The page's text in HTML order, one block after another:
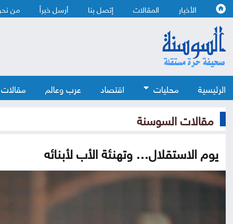
الأخبار المقالات إتصل بنا أرسل خبراً من
الرئيسية محليات اقتصاد عرب وعالم مقالات
مقالات السوسنة
يوم الاستقلال… وتهنئة الأب لأبنائه